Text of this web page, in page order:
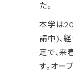
た。
本学は
請中)、
定で、
す。オー